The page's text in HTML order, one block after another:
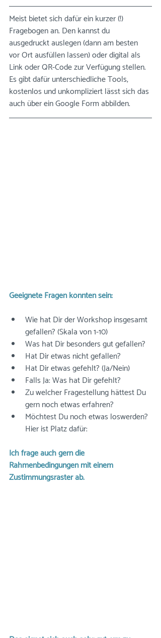
Meist bietet sich dafür ein kurzer (!)
Fragebogen an. Den kannst du
ausgedruckt auslegen (dann am besten
vor Ort ausfüllen lassen) oder digital als
Link oder QR-Code zur Verfügung stellen.
Es gibt dafür unterschiedliche Tools,
kostenlos und unkompliziert lässt sich das
auch über ein Google Form abbilden.
Geeignete Fragen könnten sein:
Wie hat Dir der Workshop insgesamt
gefallen? (Skala von 1-10)
Was hat Dir besonders gut gefallen?
Hat Dir etwas nicht gefallen?
Hat Dir etwas gefehlt? (Ja/Nein)
Falls Ja: Was hat Dir gefehlt?
Zu welcher Fragestellung hättest Du
gern noch etwas erfahren?
Möchtest Du noch etwas loswerden?
Hier ist Platz dafür:
Ich frage auch gern die
Rahmenbedingungen mit einem
Zustimmungsraster ab.